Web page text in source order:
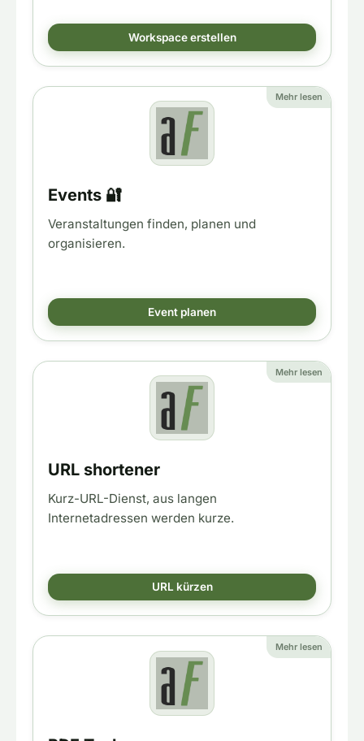
Workspace erstellen
Mehr lesen
Events 🔐
Veranstaltungen finden, planen und
organisieren.
Event planen
Mehr lesen
URL shortener
Kurz-URL-Dienst, aus langen
Internetadressen werden kurze.
URL kürzen
Mehr lesen